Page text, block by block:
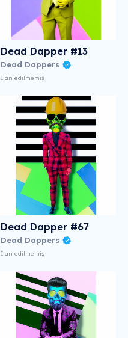
Dead Dapper #13
Dead Dappers
İlan edilmemiş
Dead Dapper #67
Dead Dappers
İlan edilmemiş